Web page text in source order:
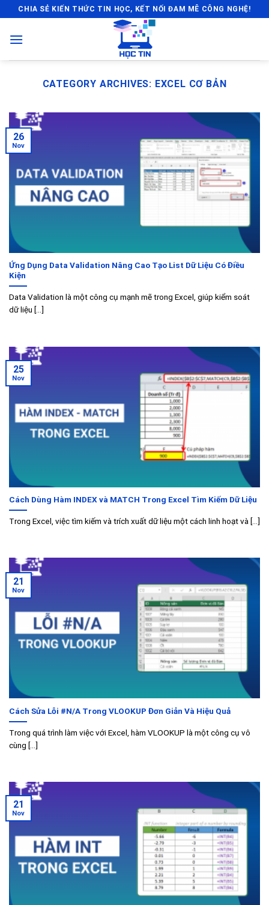
to
content
CHIA SẺ KIẾN THỨC TIN HỌC, KẾT NỐI ĐAM MÊ CÔNG NGHỆ!
CATEGORY ARCHIVES: EXCEL CƠ BẢN
Ứng Dụng Data Validation Nâng Cao Tạo List Dữ Liệu Có Điều
Kiện
Data Validation là một công cụ mạnh mẽ trong Excel, giúp kiểm soát
dữ liệu [...]
26
Nov
Cách Dùng Hàm INDEX và MATCH Trong Excel Tìm Kiếm Dữ Liệu
Trong Excel, việc tìm kiếm và trích xuất dữ liệu một cách linh hoạt và [...]
25
Nov
Cách Sửa Lỗi #N/A Trong VLOOKUP Đơn Giản Và Hiệu Quả
Trong quá trình làm việc với Excel, hàm VLOOKUP là một công cụ vô
cùng [...]
21
Nov
21
Nov